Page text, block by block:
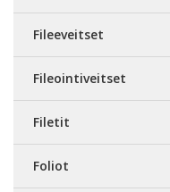
Fileeveitset
Fileointiveitset
Filetit
Foliot